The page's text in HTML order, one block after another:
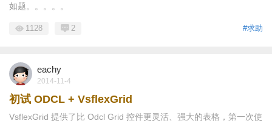
如题。。。。。
#求助
1128 2
eachy
2014-11-4
初试 ODCL + VsflexGrid
VsflexGrid 提供了比 Odcl Grid 控件更灵活、强大的表格，第一次使